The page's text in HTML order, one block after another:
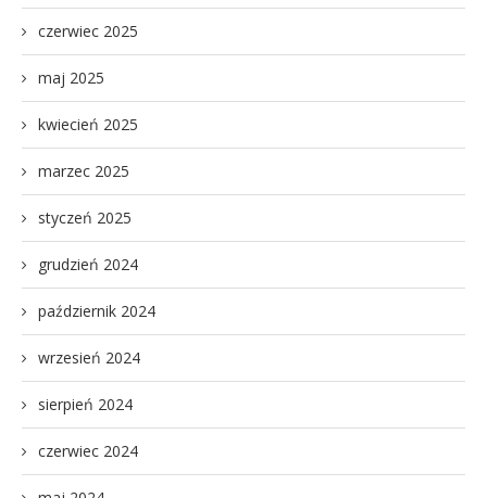
czerwiec 2025
maj 2025
kwiecień 2025
marzec 2025
styczeń 2025
grudzień 2024
październik 2024
wrzesień 2024
sierpień 2024
czerwiec 2024